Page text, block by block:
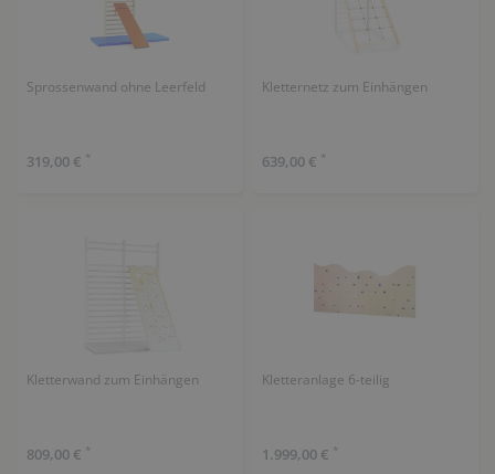
Sprossenwand ohne Leerfeld
319,00 € *
Kletternetz zum Einhängen
639,00 € *
Kletterwand zum Einhängen
809,00 € *
Kletteranlage 6-teilig
1.999,00 € *